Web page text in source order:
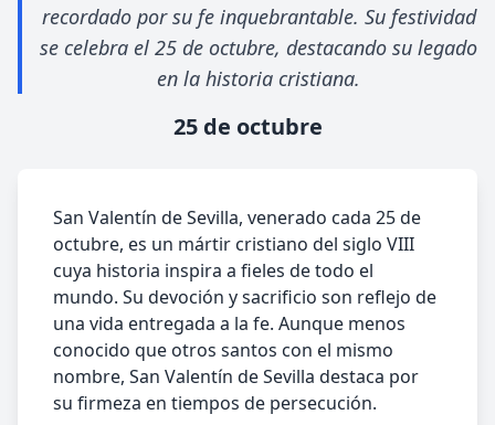
recordado por su fe inquebrantable. Su festividad
se celebra el 25 de octubre, destacando su legado
en la historia cristiana.
25 de octubre
San Valentín de Sevilla, venerado cada 25 de
octubre, es un mártir cristiano del siglo VIII
cuya historia inspira a fieles de todo el
mundo. Su devoción y sacrificio son reflejo de
una vida entregada a la fe. Aunque menos
conocido que otros santos con el mismo
nombre, San Valentín de Sevilla destaca por
su firmeza en tiempos de persecución.